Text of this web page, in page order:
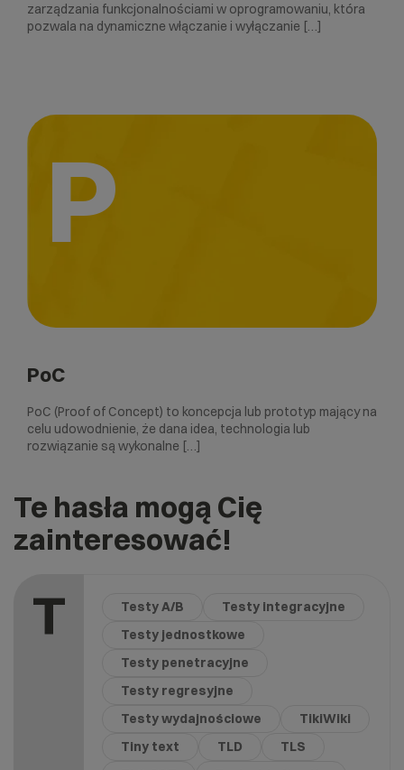
zarządzania funkcjonalnościami w oprogramowaniu, która
pozwala na dynamiczne włączanie i wyłączanie […]
P
PoC
PoC (Proof of Concept) to koncepcja lub prototyp mający na
celu udowodnienie, że dana idea, technologia lub
rozwiązanie są wykonalne […]
Te hasła mogą Cię
zainteresować!
T Testy A/B
Testy integracyjne
Testy jednostkowe
Testy penetracyjne
Testy regresyjne
Testy wydajnościowe
TikiWiki
Tiny text
TLD
TLS